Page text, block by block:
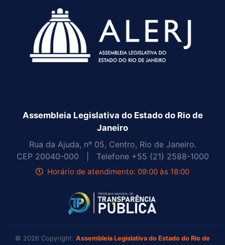
Assembleia Legislativa do Estado do Rio de
Janeiro
Rua da Ajuda, nº 05, Centro, Rio de Janeiro.
CEP20040-000 | Telefone+55 (21) 2588-1000
Horário de atendimento: 09:00 às 18:00
© 2026 Copyright: Assembleia Legislativa do Estado do Rio de